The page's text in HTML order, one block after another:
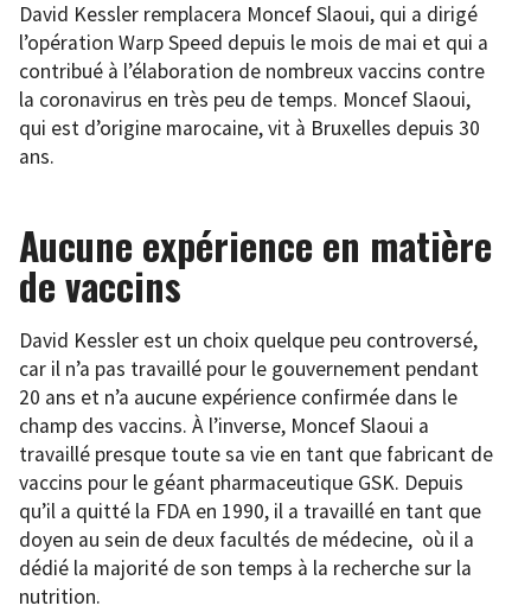
David Kessler remplacera Moncef Slaoui, qui a dirigé
l’opération Warp Speed depuis le mois de mai et qui a
contribué à l’élaboration de nombreux vaccins contre
la coronavirus en très peu de temps. Moncef Slaoui,
qui est d’origine marocaine, vit à Bruxelles depuis 30
ans.
Aucune expérience en matière
de vaccins
David Kessler est un choix quelque peu controversé,
car il n’a pas travaillé pour le gouvernement pendant
20 ans et n’a aucune expérience confirmée dans le
champ des vaccins. À l’inverse, Moncef Slaoui a
travaillé presque toute sa vie en tant que fabricant de
vaccins pour le géant pharmaceutique GSK. Depuis
qu’il a quitté la FDA en 1990, il a travaillé en tant que
doyen au sein de deux facultés de médecine, où il a
dédié la majorité de son temps à la recherche sur la
nutrition.